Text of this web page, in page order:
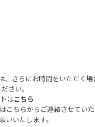
さらにお時間をいただく
さい。
はこちら
ちらからご連絡させてい
いいたします。